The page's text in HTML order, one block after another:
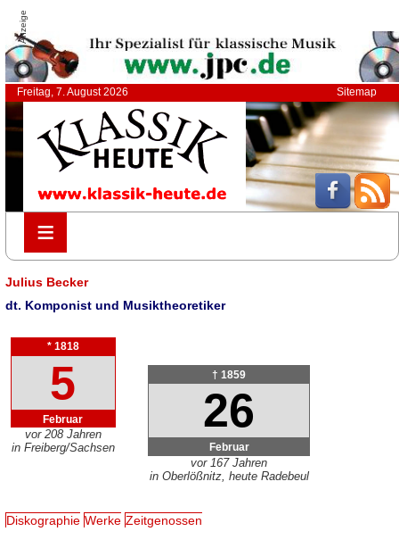
Anzeige
Freitag, 7. August 2026 Sitemap
≡
≡
Julius Becker
dt. Komponist und Musiktheoretiker
* 1818
5
Februar
vor 208 Jahren
in Freiberg/Sachsen
† 1859
26
Februar
vor 167 Jahren
in Oberlößnitz, heute Radebeul
Diskographie Werke Zeitgenossen